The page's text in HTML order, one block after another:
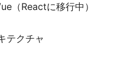
（Reactに移行中）
テクチャ